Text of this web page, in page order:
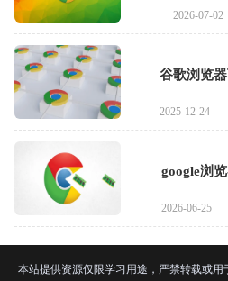
2026-07-02
谷歌浏览
2025-12-24
google浏
2026-06-25
本站提供资源仅限学习用途，严禁转载或